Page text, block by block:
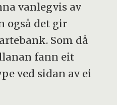
vanlegvis av
også det gir
Som då
fann eit
ved sidan av ei